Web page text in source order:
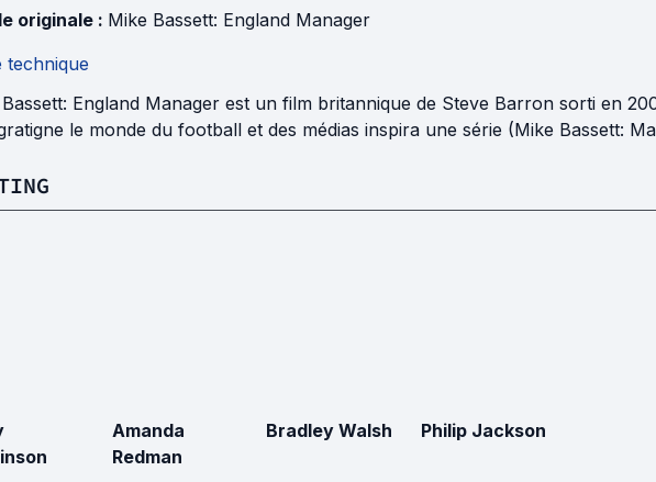
originale : Mike Bassett: England Manager
technique
England Manager est un film britannique de Steve Barron sorti en
le monde du football et des médias inspira une série (Mike Bassett:
Amanda
Redman
Bradley Walsh Philip Jackson